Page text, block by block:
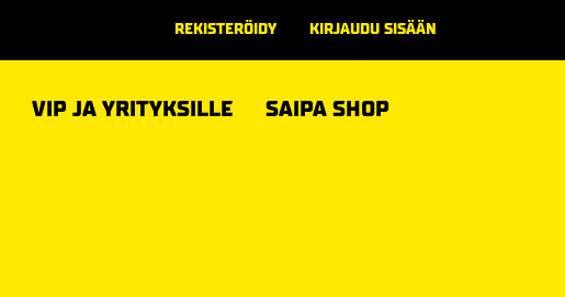
REKISTERÖIDY KIRJAUDU SISÄÄN
VIP JA YRITYKSILLE SAIPA SHOP